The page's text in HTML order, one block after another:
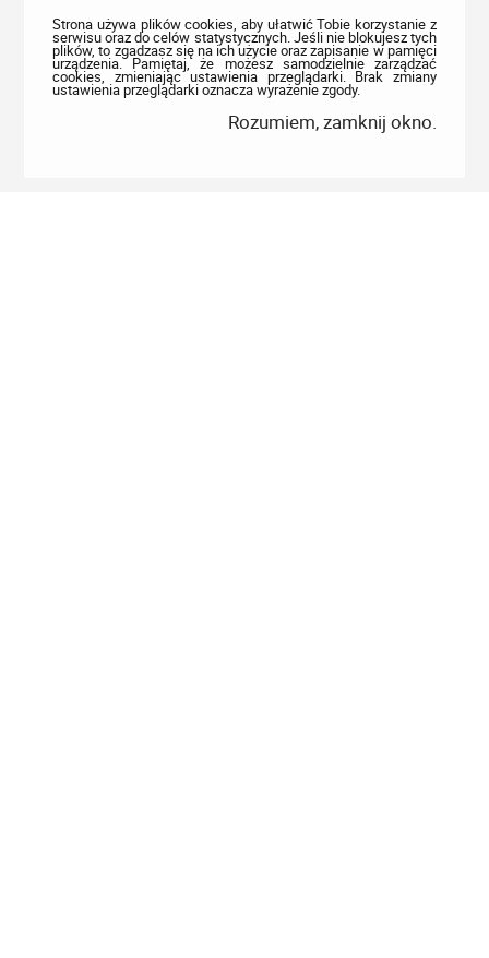
Strona używa plików cookies, aby ułatwić Tobie korzystanie z
serwisu oraz do celów statystycznych. Jeśli nie blokujesz tych
plików, to zgadzasz się na ich użycie oraz zapisanie w pamięci
urządzenia. Pamiętaj, że możesz samodzielnie zarządzać
cookies, zmieniając ustawienia przeglądarki. Brak zmiany
ustawienia przeglądarki oznacza wyrażenie zgody.
Rozumiem, zamknij okno.